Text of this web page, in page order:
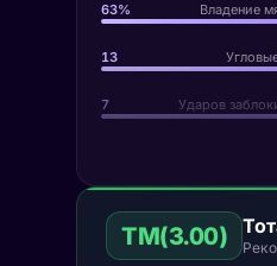
63% Владение
13
7 Ударов
ТМ(3.00)